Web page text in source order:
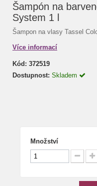
Šampón na
System 1 l
Šampon na vlasy Tassel
Více informací
Kód: 372519
Dostupnost: Skladem
Množství